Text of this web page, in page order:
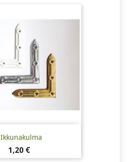
Ikkunakulma
Hinta
1,20 €